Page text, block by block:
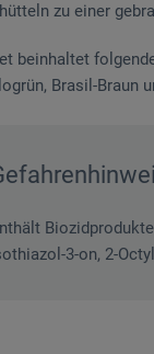
zu einer
beinhaltet
Brasil-Braun
3-on, 2-